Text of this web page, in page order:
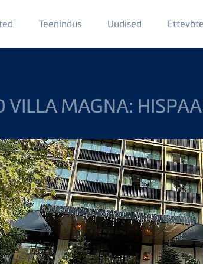
Teenindus Uudised Main
Menu
2
Ettevõte
VILLA MAGNA: